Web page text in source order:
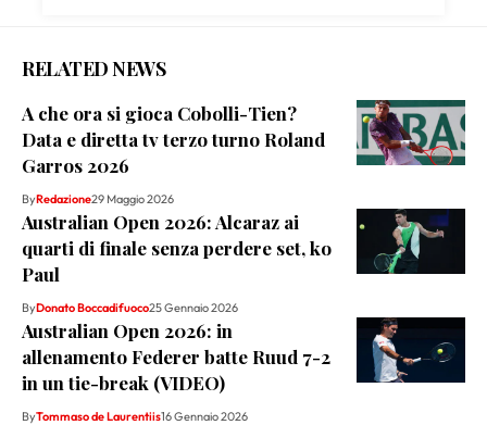
RELATED NEWS
A che ora si gioca Cobolli-Tien?
Data e diretta tv terzo turno Roland
Garros 2026
ByRedazione29 Maggio 2026
Australian Open 2026: Alcaraz ai
quarti di finale senza perdere set, ko
Paul
ByDonato Boccadifuoco25 Gennaio 2026
Australian Open 2026: in
allenamento Federer batte Ruud 7-2
in un tie-break (VIDEO)
ByTommaso de Laurentiis16 Gennaio 2026